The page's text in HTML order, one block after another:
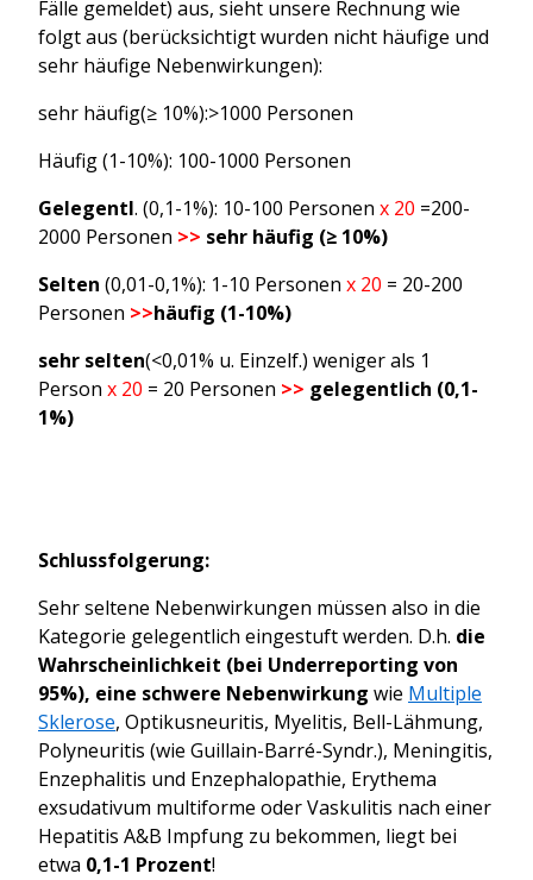
Fälle gemeldet) aus, sieht unsere Rechnung wie
folgt aus (berücksichtigt wurden nicht häufige und
sehr häufige Nebenwirkungen):
sehr häufig(≥ 10%):>1000 Personen
Häufig (1-10%): 100-1000 Personen
Gelegentl. (0,1-1%): 10-100 Personen x 20 =200-
2000 Personen >> sehr häufig (≥ 10%)
Selten (0,01-0,1%): 1-10 Personen x 20 = 20-200
Personen >>häufig (1-10%)
sehr selten(<0,01% u. Einzelf.) weniger als 1
Person x 20 = 20 Personen >> gelegentlich (0,1-
1%)
Schlussfolgerung:
Sehr seltene Nebenwirkungen müssen also in die
Kategorie gelegentlich eingestuft werden. D.h. die
Wahrscheinlichkeit (bei Underreporting von
95%), eine schwere Nebenwirkung wie Multiple
Sklerose, Optikusneuritis, Myelitis, Bell-Lähmung,
Polyneuritis (wie Guillain-Barré-Syndr.), Meningitis,
Enzephalitis und Enzephalopathie, Erythema
exsudativum multiforme oderVaskulitis nach einer
Hepatitis A&B Impfung zu bekommen, liegt bei
etwa 0,1-1 Prozent!